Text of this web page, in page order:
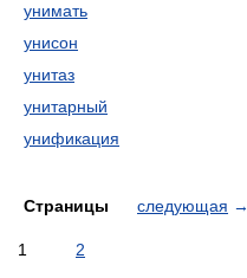
унимать
унисон
унитаз
унитарный
унификация
Страницы следующая →
1 2